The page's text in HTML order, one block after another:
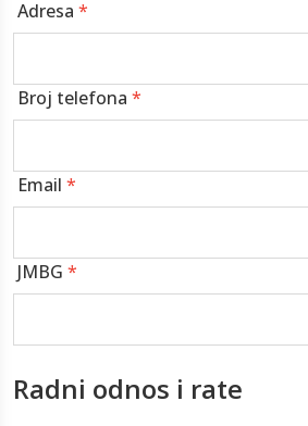
Adresa *
Broj telefona *
Email *
JMBG *
Radni odnos i rate